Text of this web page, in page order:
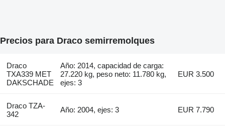
Precios para Draco semirremolques
Draco
TXA339 MET
DAKSCHADE
Año: 2014, capacidad de carga:
27.220 kg, peso neto: 11.780 kg,
ejes: 3
EUR 3.500
Draco TZA-
342
Año: 2004, ejes: 3 EUR 7.790